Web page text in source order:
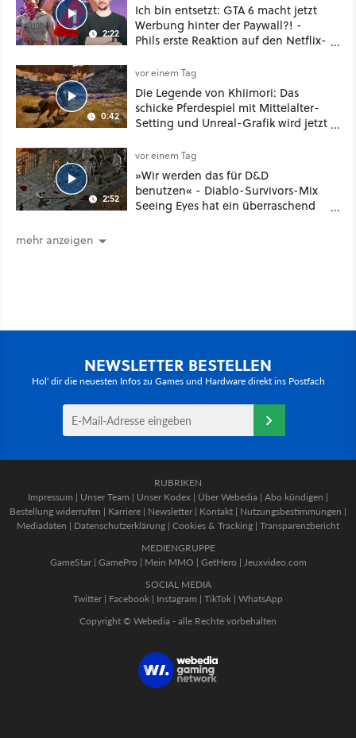
2:22
Ich bin entsetzt: GTA 6 macht jetzt
Werbung hinter der Paywall?! -
Phils erste Reaktion auf den Netflix-
0:42
vor einem Tag
Die Legende von Khiimori: Das
schicke Pferdespiel mit Mittelalter-
Setting und Unreal-Grafik wird jetzt
2:52
vor einem Tag
»Wir werden das für D&D
benutzen« - Diablo-Survivors-Mix
Seeing Eyes hat ein überraschend
mehr anzeigen
NEWSLETTER BESTELLEN
Hol' dir die neuesten Infos zu Games und Hardware direkt ins Postfach
RUBRIKEN
Impressum | Unser Team | Unser Kodex | Über Webedia | Abo kündigen |
Bestellung widerrufen | Karriere | Newsletter | Kontakt | Nutzungsbestimmungen |
Mediadaten | Datenschutzerklärung | Cookies & Tracking | Transparenzbericht
MEDIENGRUPPE
GameStar| GamePro | Mein MMO | GetHero | Jeuxvideo.com
SOCIAL MEDIA
Twitter | Facebook | Instagram | TikTok | WhatsApp
Copyright © Webedia - alle Rechte vorbehalten